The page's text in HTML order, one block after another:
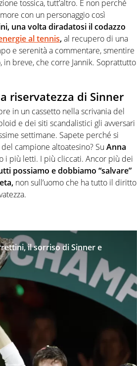
tossica, tutt’altro. E non perché
con un personaggio così
una volta diradatosi il codazzo
al tennis,al recupero di una
e serenità a commentare, smentire
breve, che corre Jannik. Soprattutto
riservatezza di Sinner
in un cassetto nella scrivania del
e dei siti scandalistici gli avversari
settimane. Sapete perché si
campione altoatesino? Su Anna
i più letti. I più cliccati. Ancor più dei
possiamo e dobbiamo “salvare”
non sull’uomo che ha tutto il diritto
il sorriso di Sinner e